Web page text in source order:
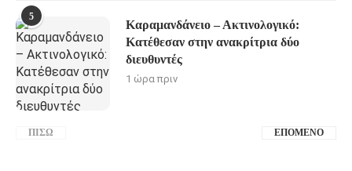
5
Καραμανδάνειο – Ακτινολογικό:
Κατέθεσαν στην ανακρίτρια δύο
διευθυντές
1 ώρα πριν
ΠΊΣΩ ΕΠΌΜΕΝΟ